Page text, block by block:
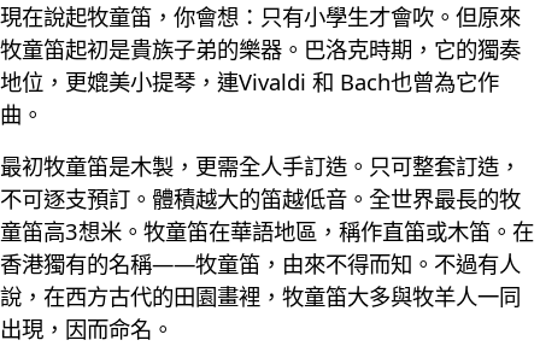
現在說起牧童笛，你會想：只有小學生才會吹。但原來
牧童笛起初是貴族子弟的樂器。巴洛克時期，它的獨奏
地位，更媲美小提琴，連Vivaldi 和 Bach也曾為它作
曲。
最初牧童笛是木製，更需全人手訂造。只可整套訂造，
不可逐支預訂。體積越大的笛越低音。全世界最長的牧
童笛高3想米。牧童笛在華語地區，稱作直笛或木笛。在
香港獨有的名稱——牧童笛，由來不得而知。不過有人
說，在西方古代的田園畫裡，牧童笛大多與牧羊人一同
出現，因而命名。